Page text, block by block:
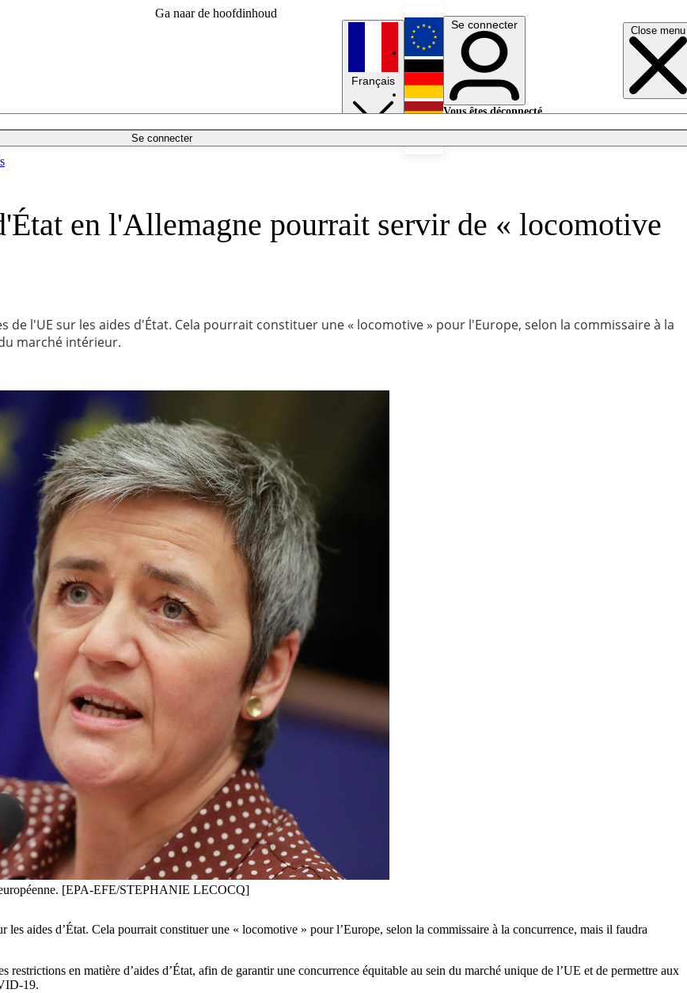
Ga naar de hoofdinhoud
Close menu
Se connecter
Français
English
Deutsch
Se connecter
Vous êtes déconnecté.
en l'Allemagne pourrait servir de « locomotive
de l'UE sur les aides d'État. Cela pourrait constituer une « locomotive » pour l'Europe, selon la commissaire à la
marché intérieur.
[EPA-EFE/STEPHANIE LECOCQ]
les aides d’État. Cela pourrait constituer une « locomotive » pour l’Europe, selon la commissaire à la concurrence, mais il faudra
en matière d’aides d’État, afin de garantir une concurrence équitable au sein du marché unique de l’UE et de permettre aux
19.